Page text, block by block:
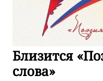
Близится
слова»